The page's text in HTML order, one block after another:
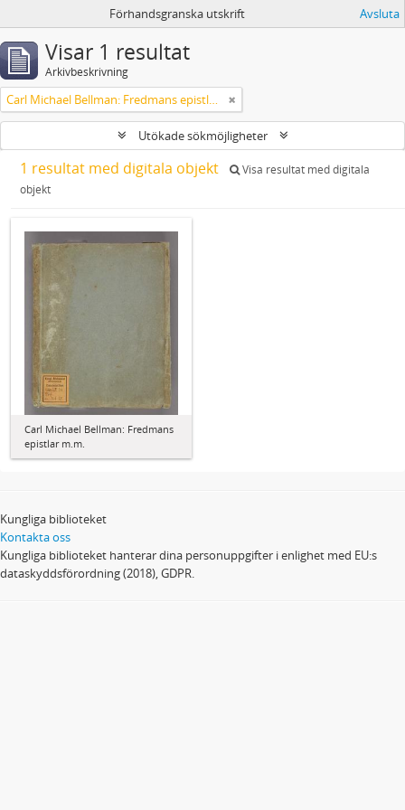
Förhandsgranska utskrift Avsluta
Visar 1 resultat
Arkivbeskrivning
Carl Michael Bellman: Fredmans epistlar m.m.
Utökade sökmöjligheter
1 resultat med digitala objekt
Visa resultat med digitala
objekt
Carl Michael Bellman: Fredmans
epistlar m.m.
Kungliga biblioteket
Kontakta oss
Kungliga biblioteket hanterar dina personuppgifter i enlighet med EU:s
dataskyddsförordning (2018), GDPR.